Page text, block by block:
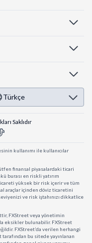
Türkçe
Saklıdır
kullanımı ile kullanıcılar
finansal piyasalardaki ticari
burası en riskli yatırım
yüksek bir risk içerir ve tüm
araçlar içinden döviz ticaretini
ve risk iştahınızı dikkatlice
FXStreet veya yönetimin
eksikler bulunabilir. FXStreet
FXStreet’da verilen herhangi
tarafından bu sitede yayınlanan